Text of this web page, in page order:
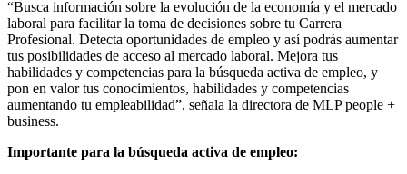
“Busca información sobre la evolución de la economía y el mercado
laboral para facilitar la toma de decisiones sobre tu Carrera
Profesional. Detecta oportunidades de empleo y así podrás aumentar
tus posibilidades de acceso al mercado laboral. Mejora tus
habilidades y competencias para la búsqueda activa de empleo, y
pon en valor tus conocimientos, habilidades y competencias
aumentando tu empleabilidad”, señala la directora de MLP people +
business.
Importante para la búsqueda activa de empleo: